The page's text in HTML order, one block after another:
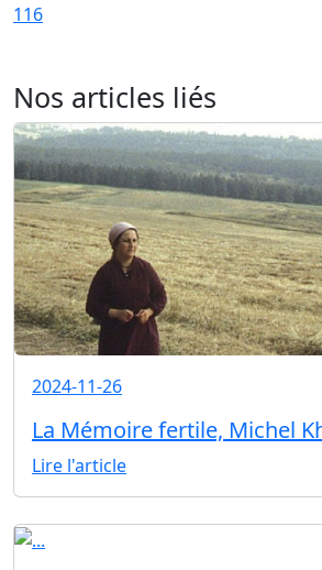
116
Nos articles liés
2024-11-26
La Mémoire fertile, Michel
Lire l'article